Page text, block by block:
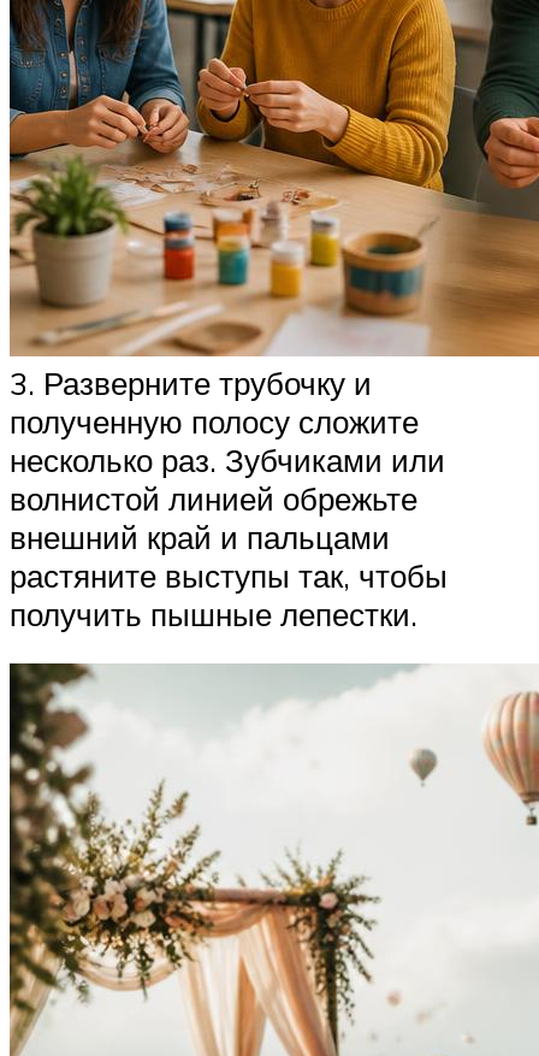
3. Разверните трубочку и
полученную полосу сложите
несколько раз. Зубчиками или
волнистой линией обрежьте
внешний край и пальцами
растяните выступы так, чтобы
получить пышные лепестки.